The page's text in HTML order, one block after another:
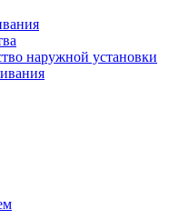
наружной установки